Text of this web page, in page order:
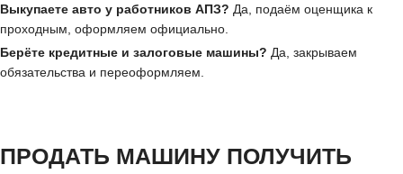
Выкупаете авто у работников АПЗ? Да, подаём оценщика к
проходным, оформляем официально.
Берёте кредитные и залоговые машины? Да, закрываем
обязательства и переоформляем.
ПРОДАТЬ МАШИНУ ПОЛУЧИТЬ